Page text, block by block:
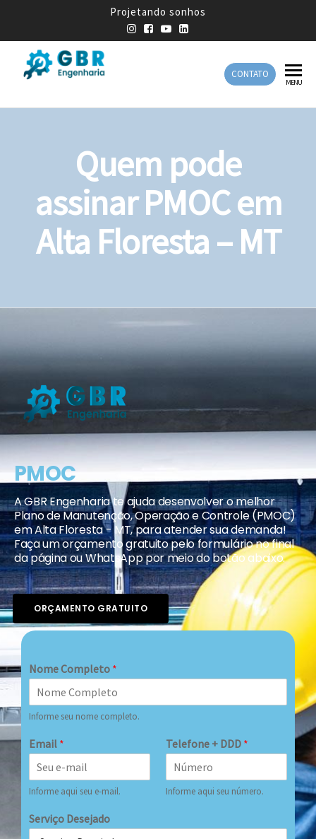
Projetando sonhos
Engenharia
Engenharia
CONTATO
MENU
Quem pode
assinar PMOC em
Alta Floresta – MT
PMOC
A GBR Engenharia te ajuda desenvolver o melhor
Plano de Manutenção, Operação e Controle (PMOC)
em Alta Floresta - MT, para atender sua demanda!
Faça um orçamento gratuito pelo formulário no final
da página ou WhatsApp por meio do botão abaixo.
ORÇAMENTO GRATUITO
Nome Completo *
Informe seu nome completo.
Email *
Informe aqui seu e-mail.
Telefone + DDD *
Informe aqui seu número.
Serviço Desejado